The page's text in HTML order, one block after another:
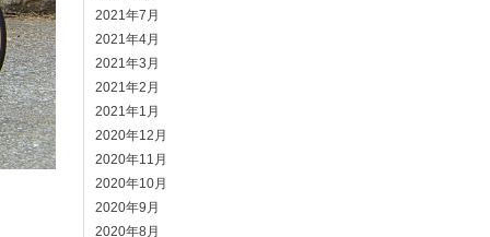
2021年7月
2021年4月
2021年3月
2021年2月
2021年1月
2020年12月
2020年11月
2020年10月
2020年9月
2020年8月